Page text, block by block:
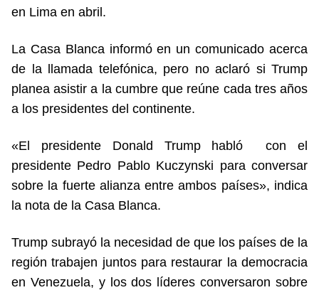
en Lima en abril.
La Casa Blanca informó en un comunicado acerca
de la llamada telefónica, pero no aclaró si Trump
planea asistir a la cumbre que reúne cada tres años
a los presidentes del continente.
«El presidente Donald Trump habló con el
presidente Pedro Pablo Kuczynski para conversar
sobre la fuerte alianza entre ambos países», indica
la nota de la Casa Blanca.
Trump subrayó la necesidad de que los países de la
región trabajen juntos para restaurar la democracia
en Venezuela, y los dos líderes conversaron sobre